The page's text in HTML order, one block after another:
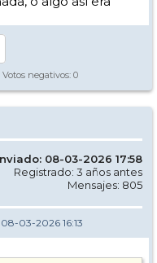
Votos negativos: 0
08-03-2026 17:58
Registrado: 3 años antes
Mensajes: 805
03-2026 16:13